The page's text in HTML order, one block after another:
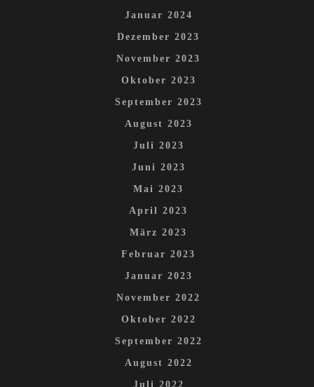
Januar 2024
Dezember 2023
November 2023
Oktober 2023
September 2023
August 2023
Juli 2023
Juni 2023
Mai 2023
April 2023
März 2023
Februar 2023
Januar 2023
November 2022
Oktober 2022
September 2022
August 2022
Juli 2022